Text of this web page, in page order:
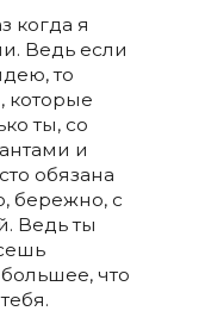
когда я
Ведь если
то
которые
ты, со
и
обязана
бережно, с
Ведь ты
большее, что